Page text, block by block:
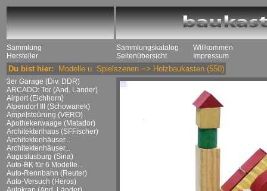
Sammlung
Hersteller
Sammlungskatalog
Seitenübersicht
Willkommen
Impressum
Du bist hier: Modelle u. Spielszenen => Holzbaukasten (550)
3er Garage (Div. DDR)
ARCADO: Tor (And. Länder)
Airport (Eichhorn)
Alpendorf III (Schowanek)
Ampelsteürung (VERO)
Apothekerwaage (Matador)
Architektenhaus (SFFischer)
Architektenhäuser...
Architektenhäuser...
Augustusburg (Sina)
Auto-BK für 6 Modelle...
Auto-Rennbahn (Reuter)
Auto-Versuch (Heros)